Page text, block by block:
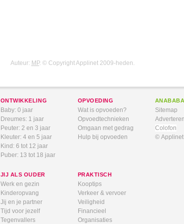
Auteur: MP. © Copyright Applinet 2009-heden.
ONTWIKKELING
Baby: 0 jaar
Dreumes: 1 jaar
Peuter: 2 en 3 jaar
Kleuter: 4 en 5 jaar
Kind: 6 tot 12 jaar
Puber: 13 tot 18 jaar
OPVOEDING
Wat is opvoeden?
Opvoedtechnieken
Omgaan met gedrag
Hulp bij opvoeden
ANABABA
Sitemap
Adverteren
Colofon
©
JIJ ALS OUDER
Werk en gezin
Kinderopvang
Jij en je partner
Tijd voor jezelf
Tegenvallers
PRAKTISCH
Kooptips
Verkeer & vervoer
Veiligheid
Financieel
Organisaties